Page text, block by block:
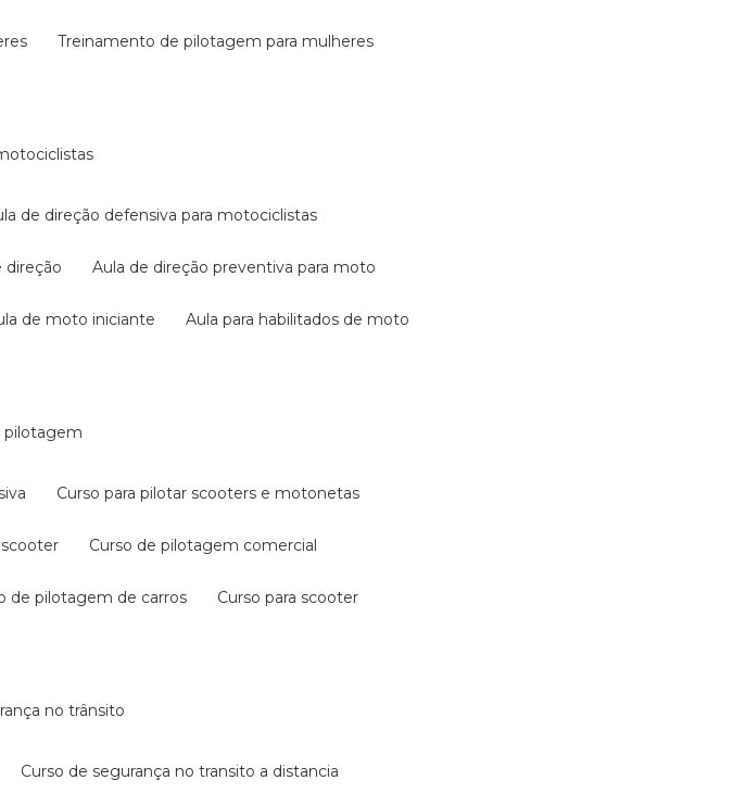
treinamento de pilotagem para mulheres
de direção defensiva para motociclistas
direção aula de direção preventiva para moto
de moto iniciante aula para habilitados de moto
pilotagem
curso para pilotar scooters e motonetas
scooter curso de pilotagem comercial
de pilotagem de carros curso para scooter
no trânsito
curso de segurança no transito a distancia